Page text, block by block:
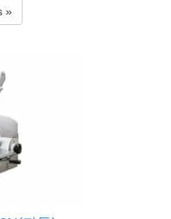
재질에서 최고
사용시 부식이
㎜ 1050×720×1
1Ø/ 3Ø, 220
380V, 750
750W×2EA 1Ø/
slices/min 40~
430×350×
㎜ Dia
Ø363㎜ Slice
㎜ Net Weight
»